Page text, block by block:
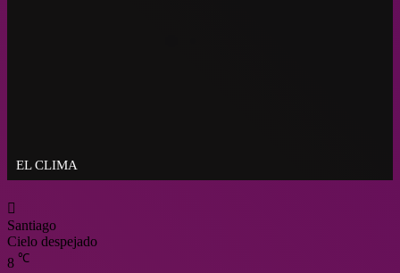
EL CLIMA
Santiago
Cielo despejado
8 ℃